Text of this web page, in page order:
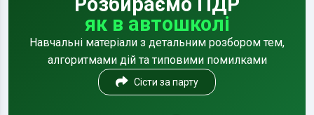
як в автошколі
Навчальні матеріали з детальним розбором тем,
алгоритмами дій та типовими помилками
Сісти за парту